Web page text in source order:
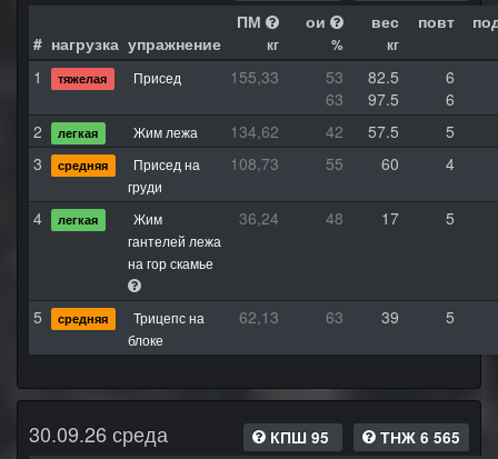
# нагрузка упражнение
ПМ
кг
ои
%
вес
кг
повт
1 тяжелая Присед 155,33 53 82.5
6
63
97.5
6
2
легкая Жим лежа 134,62 42 57.5
5
3
средняя
Присед на
груди
108,73 55 60 4
4 легкая
Жим
гантелей лежа
на гор скамье
36,24 48 17 5
5 средняя
Трицепс на
блоке
62,13 63 39 5
30.09.26 среда КПШ 95 ТНЖ 6 565